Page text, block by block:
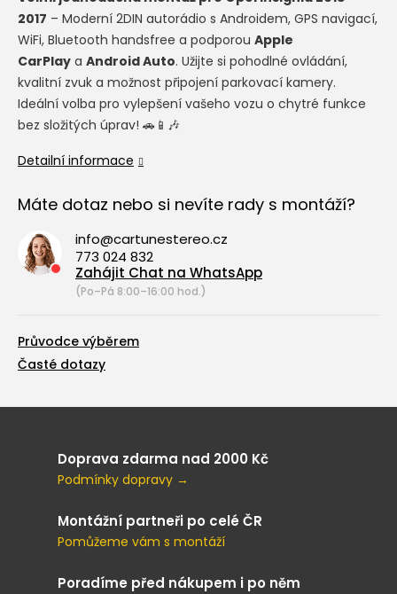
2017 – Moderní 2DIN autorádio s Androidem, GPS navigací,
WiFi, Bluetooth handsfree a podporou Apple
CarPlay a Android Auto. Užijte si pohodlné ovládání,
kvalitní zvuk a možnost připojení parkovací kamery.
Ideální volba pro vylepšení vašeho vozu o chytré funkce
bez složitých úprav! 🚗📱🎶
Detailní informace
Máte dotaz nebo si nevíte rady s montáží?
info@cartunestereo.cz
773 024 832
Zahájit Chat na WhatsApp
(Po–Pá 8:00–16:00 hod.)
Průvodce výběrem
Časté dotazy
Doprava zdarma nad 2000 Kč
Podmínky dopravy →
Montážní partneři po celé ČR
Pomůžeme vám s montáží
Poradíme před nákupem i po něm